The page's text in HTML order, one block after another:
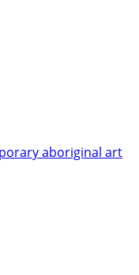
aboriginal art